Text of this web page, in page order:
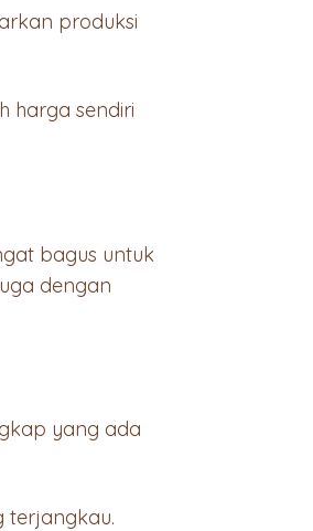
produksi
harga sendiri
bagus untuk
dengan
yang ada
terjangkau.